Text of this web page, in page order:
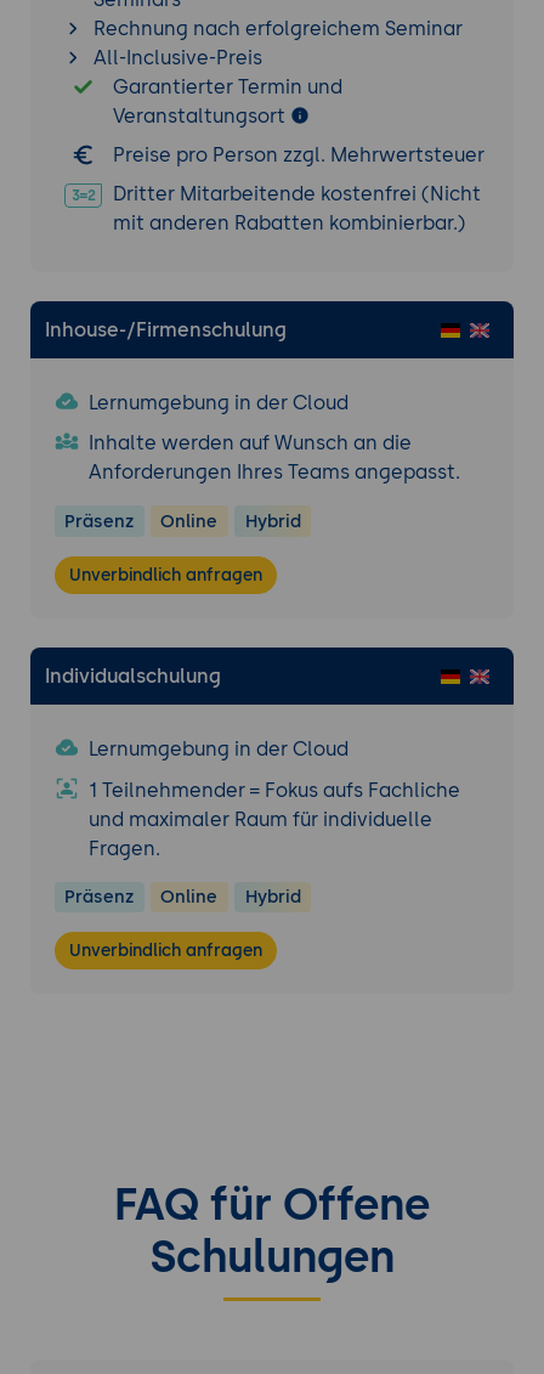
Rechnung nach erfolgreichem Seminar
All-Inclusive-Preis
Garantierter Termin und
Veranstaltungsort
Preise pro Person zzgl. Mehrwertsteuer
Dritter Mitarbeitende kostenfrei (Nicht
mit anderen Rabatten kombinierbar.)
Inhouse-/Firmenschulung
Lernumgebung in der Cloud
Inhalte werden auf Wunsch an die
Anforderungen Ihres Teams angepasst.
Präsenz Online Hybrid
Unverbindlich anfragen
Individualschulung
Lernumgebung in der Cloud
1 Teilnehmender = Fokus aufs Fachliche
und maximaler Raum für individuelle
Fragen.
Präsenz Online Hybrid
Unverbindlich anfragen
FAQ für Offene
Schulungen